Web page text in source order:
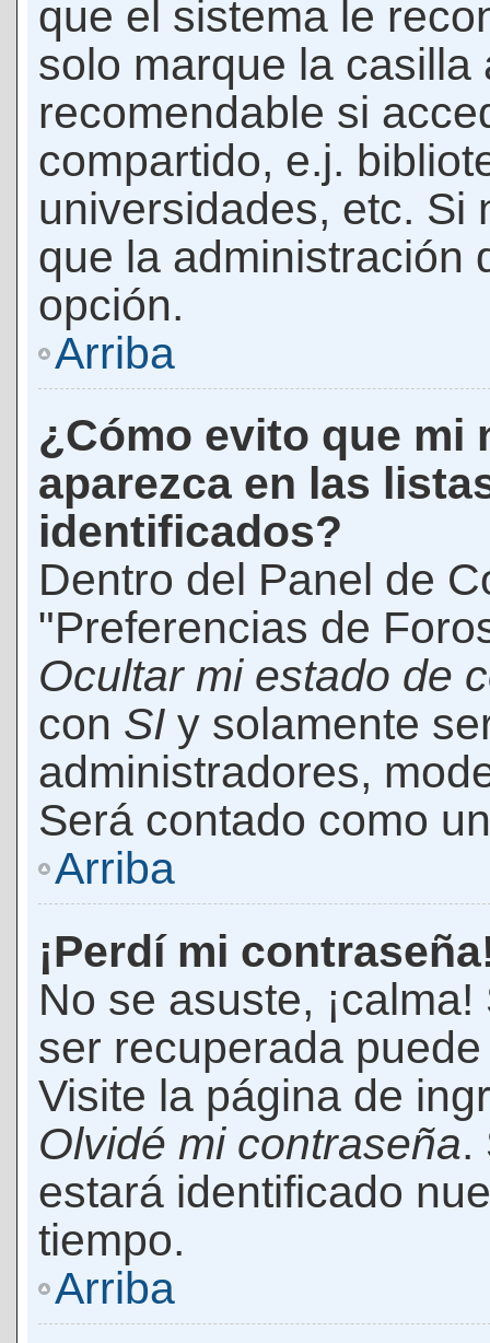
que el sistema le
solo marque la casilla
recomendable si
compartido, e.j.
universidades, etc. Si
que la administración
opción.
Arriba
¿Cómo evito que mi
aparezca en las
identificados?
Dentro del Panel de
"Preferencias de
Ocultar mi estado de
con SI y solamente
administradores,
Será contado como
Arriba
¡Perdí mi
No se asuste,
ser recuperada
Visite la página de
Olvidé mi contraseña.
estará identificado
tiempo.
Arriba